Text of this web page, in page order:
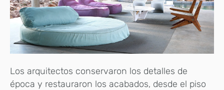
Los arquitectos conservaron los detalles de
época y restauraron los acabados, desde el piso